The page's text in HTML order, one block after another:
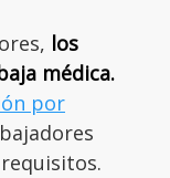
los
médica.
por